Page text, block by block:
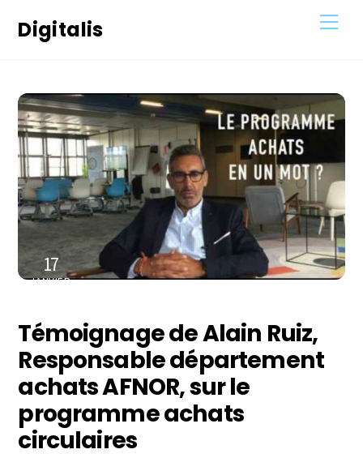
Digitalis
17
JANVIER
Témoignage de Alain Ruiz,
Responsable département
achats AFNOR, sur le
programme achats
circulaires